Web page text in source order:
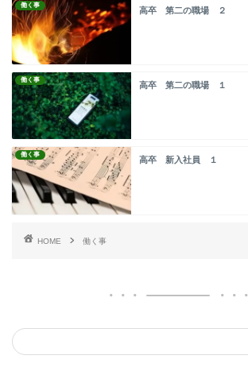
働く事
高卒 第二の職場 ２
働く事
高卒 第二の職場 １
働く事
高卒 新入社員 １
HOME 働く事